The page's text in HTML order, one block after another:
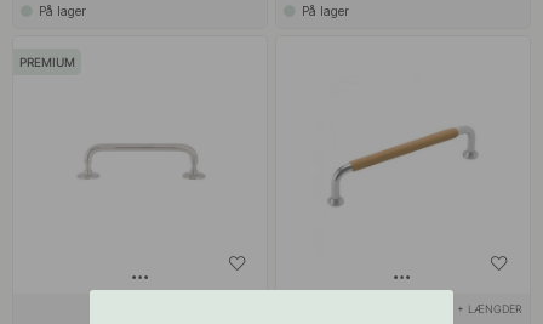
På lager På lager
PREMIUM
+ LÆNGDER